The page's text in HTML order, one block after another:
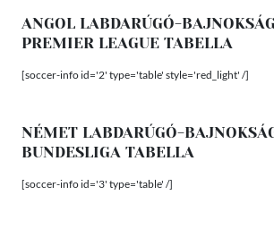
ANGOL LABDARÚGÓ-
PREMIER LEAGUE TABELLA
[soccer-info id='2' type='table' style='red_light' /]
NÉMET LABDARÚGÓ-
BUNDESLIGA TABELLA
[soccer-info id='3' type='table' /]